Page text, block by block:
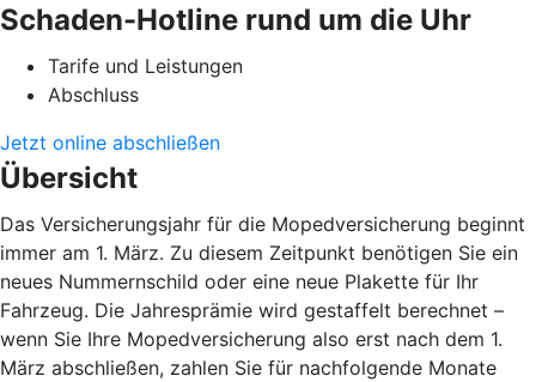
Schaden-Hotline rund um die Uhr
Tarife und Leistungen
Abschluss
Jetzt online abschließen
Übersicht
Das Versicherungsjahr für die Mopedversicherung beginnt
immer am 1. März. Zu diesem Zeitpunkt benötigen Sie ein
neues Nummernschild oder eine neue Plakette für Ihr
Fahrzeug. Die Jahresprämie wird gestaffelt berechnet –
wenn Sie Ihre Mopedversicherung also erst nach dem 1.
März abschließen, zahlen Sie für nachfolgende Monate